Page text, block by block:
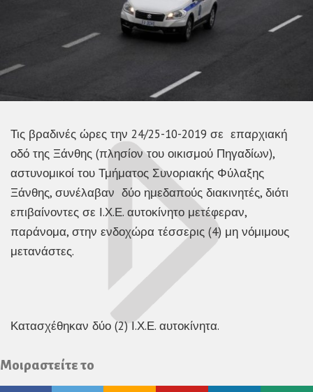
Τις βραδινές ώρες την 24/25-10-2019 σε επαρχιακή
οδό της Ξάνθης (πλησίον του οικισμού Πηγαδίων),
αστυνομικοί του Τμήματος Συνοριακής Φύλαξης
Ξάνθης, συνέλαβαν δύο ημεδαπούς διακινητές, διότι
επιβαίνοντες σε Ι.Χ.Ε. αυτοκίνητο μετέφεραν,
παράνομα, στην ενδοχώρα τέσσερις (4) μη νόμιμους
μετανάστες.
Κατασχέθηκαν δύο (2) Ι.Χ.Ε. αυτοκίνητα.
Μοιραστείτε το